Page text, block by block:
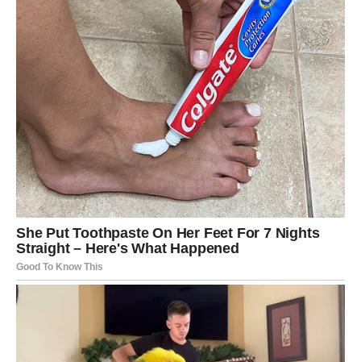
Strijelčevima narednih deset dana donosi mnogo novih
ideja, korisnih poznanstava i prilika za lični napredak.
Jedna poslovna saradnja mogla bi imati dugoročan
Ljubavni život postaje zanimljiviji zahvaljujući
neočekivanom susretu.
Jarac
Jarčevi ulaze u period u kojem se finansije značajno
popravljaju. Zvijezde pokazuju mogućnost povećanja
prihoda, uspješnog poslovnog dogovora ili prilike koja će
vam donijeti dugoročnu stabilnost.
Na ljubavnom planu partner će vam pružiti veliku